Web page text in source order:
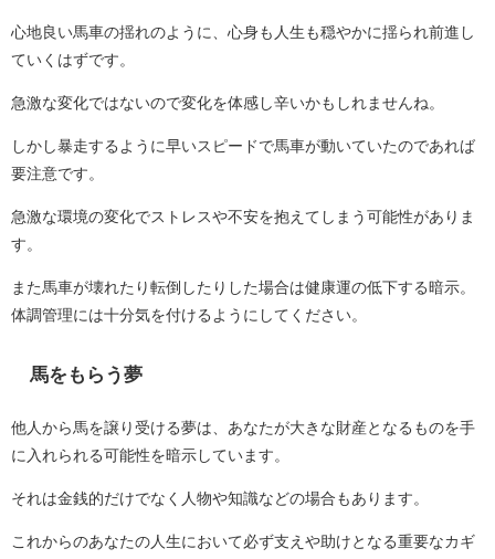
心地良い馬車の揺れのように、心身も人生も穏やかに揺られ前進し
ていくはずです。
急激な変化ではないので変化を体感し辛いかもしれませんね。
しかし暴走するように早いスピードで馬車が動いていたのであれば
要注意です。
急激な環境の変化でストレスや不安を抱えてしまう可能性がありま
す。
また馬車が壊れたり転倒したりした場合は健康運の低下する暗示。
体調管理には十分気を付けるようにしてください。
馬をもらう夢
他人から馬を譲り受ける夢は、あなたが大きな財産となるものを手
に入れられる可能性を暗示しています。
それは金銭的だけでなく人物や知識などの場合もあります。
これからのあなたの人生において必ず支えや助けとなる重要なカギ